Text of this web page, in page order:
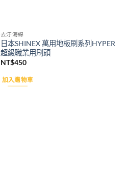
去汙海綿
日本SHINEX 萬用地板刷系列HYPER
超級職業用刷頭
NT$450
加入購物車